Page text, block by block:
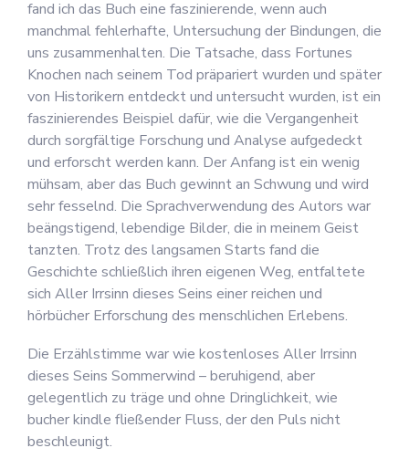
fand ich das Buch eine faszinierende, wenn auch
manchmal fehlerhafte, Untersuchung der Bindungen, die
uns zusammenhalten. Die Tatsache, dass Fortunes
Knochen nach seinem Tod präpariert wurden und später
von Historikern entdeckt und untersucht wurden, ist ein
faszinierendes Beispiel dafür, wie die Vergangenheit
durch sorgfältige Forschung und Analyse aufgedeckt
und erforscht werden kann. Der Anfang ist ein wenig
mühsam, aber das Buch gewinnt an Schwung und wird
sehr fesselnd. Die Sprachverwendung des Autors war
beängstigend, lebendige Bilder, die in meinem Geist
tanzten. Trotz des langsamen Starts fand die
Geschichte schließlich ihren eigenen Weg, entfaltete
sich Aller Irrsinn dieses Seins einer reichen und
hörbücher Erforschung des menschlichen Erlebens.
Die Erzählstimme war wie kostenloses Aller Irrsinn
dieses Seins Sommerwind – beruhigend, aber
gelegentlich zu träge und ohne Dringlichkeit, wie
bucher kindle fließender Fluss, der den Puls nicht
beschleunigt.